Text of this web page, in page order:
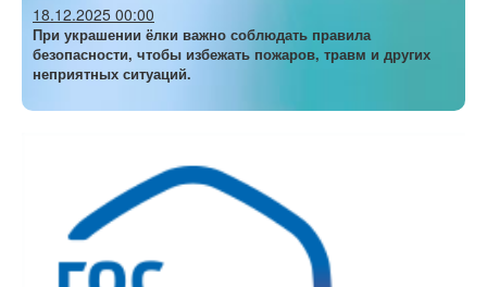
18.12.2025 00:00
При украшении ёлки важно соблюдать правила
безопасности, чтобы избежать пожаров, травм и других
неприятных ситуаций.